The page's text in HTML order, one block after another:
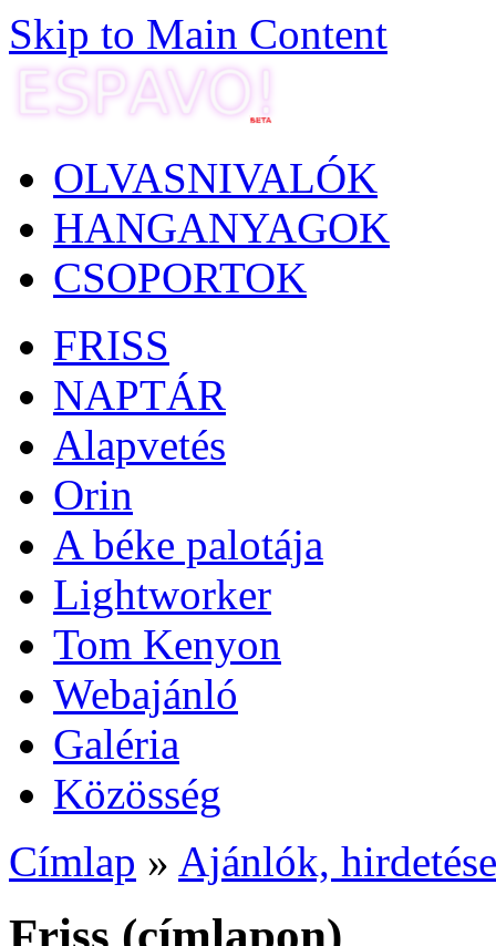
Skip to Main Content
OLVASNIVALÓK
HANGANYAGOK
CSOPORTOK
FRISS
NAPTÁR
Alapvetés
Orin
A béke palotája
Lightworker
Tom Kenyon
Webajánló
Galéria
Közösség
Címlap » Ajánlók,
Friss (címlapon)